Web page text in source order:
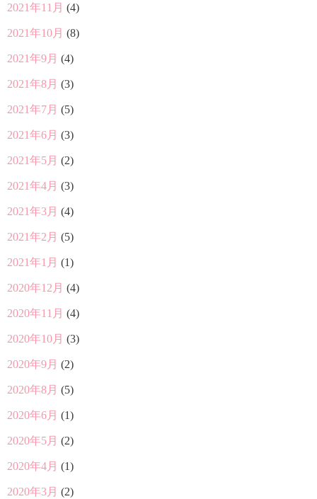
2021年11月 (4)
2021年10月 (8)
2021年9月 (4)
2021年8月 (3)
2021年7月 (5)
2021年6月 (3)
2021年5月 (2)
2021年4月 (3)
2021年3月 (4)
2021年2月 (5)
2021年1月 (1)
2020年12月 (4)
2020年11月 (4)
2020年10月 (3)
2020年9月 (2)
2020年8月 (5)
2020年6月 (1)
2020年5月 (2)
2020年4月 (1)
2020年3月 (2)